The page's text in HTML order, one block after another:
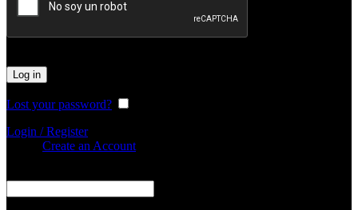
Log in
Lost your password?
Login / Register
Create an Account